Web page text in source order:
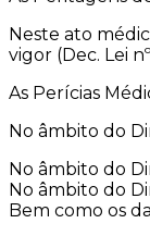
Neste ato
vigor (Dec. Lei
As Perícias
No âmbito do
No âmbito do
No âmbito do
Bem como os